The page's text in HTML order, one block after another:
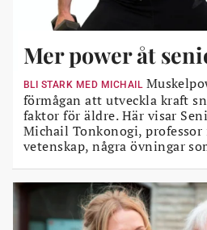
Mer power åt
BLI STARK MED MICHAIL
förmågan att utveckla kraft
faktor för äldre. Här visar
Michail Tonkonogi,
vetenskap, några övningar